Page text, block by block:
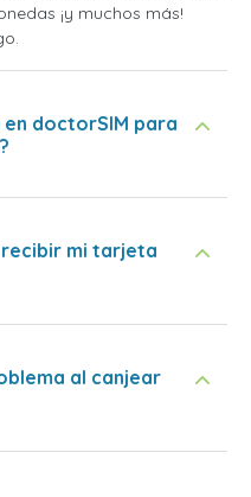
¡y muchos más!
doctorSIM para
mi tarjeta
al canjear